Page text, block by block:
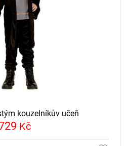
kouzelníkův učeň
Kč